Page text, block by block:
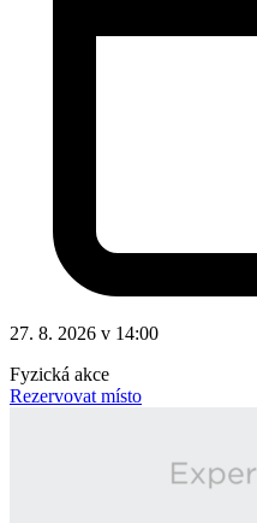
27. 8. 2026 v 14:00
Fyzická akce
Rezervovat místo